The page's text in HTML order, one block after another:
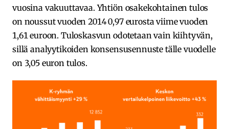
vuosina vakuuttavaa. Yhtiön osakekohtainen tulos
on noussut vuoden 2014 0,97 eurosta viime vuoden
1,61 euroon. Tuloskasvun odotetaan vain kiihtyvän,
sillä analyytikoiden konsensusennuste tälle vuodelle
on 3,05 euron tulos.